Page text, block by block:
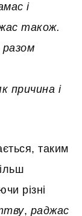
і
також.
разом
причина і
таким
різні
, раджас